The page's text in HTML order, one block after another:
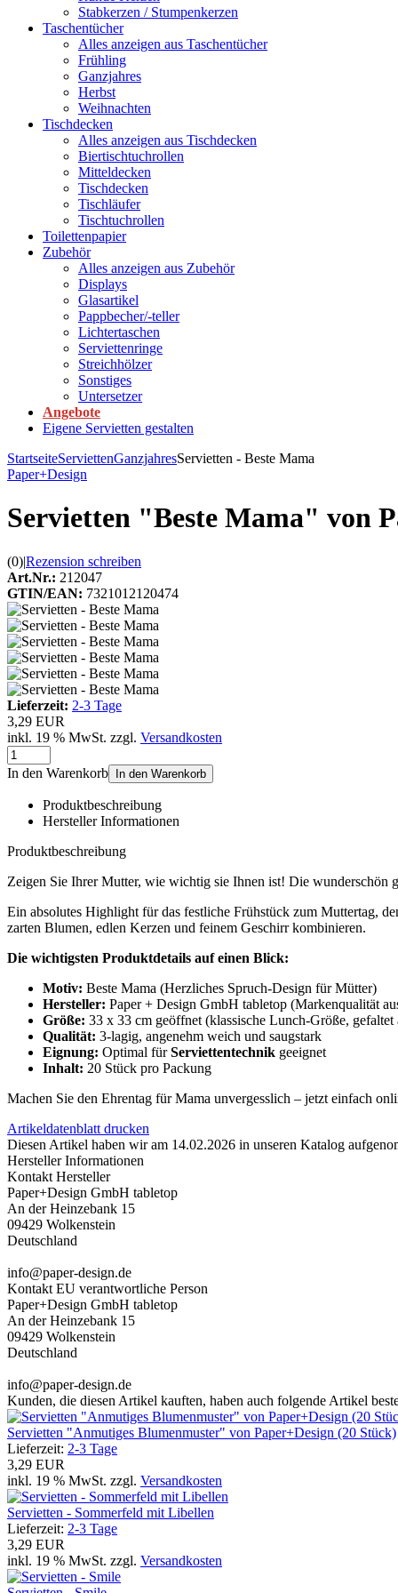
Stabkerzen / Stumpenkerzen
Taschentücher
Alles anzeigen aus Taschentücher
Frühling
Ganzjahres
Herbst
Weihnachten
Tischdecken
Alles anzeigen aus Tischdecken
Biertischtuchrollen
Mitteldecken
Tischdecken
Tischläufer
Tischtuchrollen
Toilettenpapier
Zubehör
Alles anzeigen aus Zubehör
Displays
Glasartikel
Pappbecher/-teller
Lichtertaschen
Serviettenringe
Streichhölzer
Sonstiges
Untersetzer
Angebote
Eigene Servietten gestalten
StartseiteServiettenGanzjahresServietten - Beste Mama
Paper+Design
Servietten "Beste Mama" von
(0)|Rezension schreiben
Art.Nr.: 212047
GTIN/EAN: 7321012120474
Lieferzeit: 2-3 Tage
3,29 EUR
inkl. 19 % MwSt. zzgl. Versandkosten
In den Warenkorb In den Warenkorb
Produktbeschreibung
Hersteller Informationen
Produktbeschreibung
Zeigen Sie Ihrer Mutter, wie wichtig sie Ihnen ist! Die wunderschön
Ein absolutes Highlight für das festliche Frühstück zum Muttertag,
zarten Blumen, edlen Kerzen und feinem Geschirr kombinieren.
Die wichtigsten Produktdetails auf einen Blick:
Motiv: Beste Mama (Herzliches Spruch-Design für Mütter)
Hersteller: Paper + Design GmbH tabletop (Markenqualität
Größe: 33 x 33 cm geöffnet (klassische Lunch-Größe,
Qualität: 3-lagig, angenehm weich und saugstark
Eignung: Optimal fürServiettentechnik geeignet
Inhalt: 20 Stück pro Packung
Machen Sie den Ehrentag für Mama unvergesslich – jetzt einfach
Artikeldatenblatt drucken
Diesen Artikel haben wir am 14.02.2026 in unseren Katalog
Hersteller Informationen
Kontakt Hersteller
Paper+Design GmbH tabletop
An der Heinzebank 15
09429 Wolkenstein
Deutschland
info@paper-design.de
Kontakt EU verantwortliche Person
Paper+Design GmbH tabletop
An der Heinzebank 15
09429 Wolkenstein
Deutschland
info@paper-design.de
Kunden, die diesen Artikel kauften, haben auch folgende Artikel
Servietten "Anmutiges Blumenmuster" von Paper+Design (20 Stück)
Lieferzeit: 2-3 Tage
3,29 EUR
inkl. 19 % MwSt. zzgl. Versandkosten
Servietten - Sommerfeld mit Libellen
Lieferzeit: 2-3 Tage
3,29 EUR
inkl. 19 % MwSt. zzgl. Versandkosten